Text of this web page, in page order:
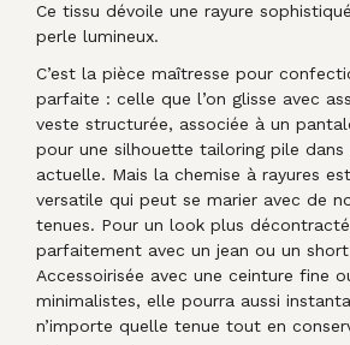
Ce tissu dévoile une rayure
perle lumineux.
C’est la pièce maîtresse pour
parfaite : celle que l’on glisse avec
veste structurée, associée à un
pour une silhouette tailoring pile dans
actuelle. Mais la chemise à rayures
versatile qui peut se marier avec de
tenues. Pour un look plus
parfaitement avec un jean ou un
Accessoirisée avec une ceinture fine
minimalistes, elle pourra aussi
n’importe quelle tenue tout en